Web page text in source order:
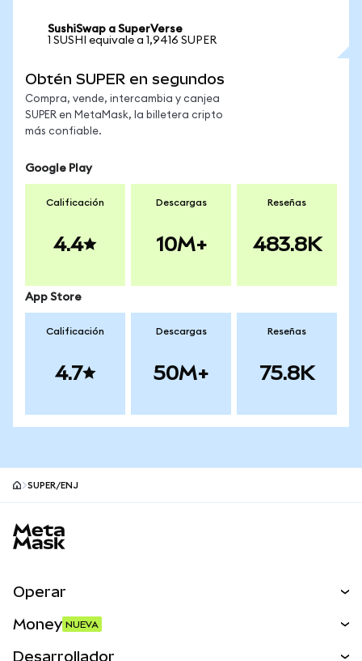
SushiSwap a SuperVerse
1 SUSHI equivale a 1,9416 SUPER
Obtén SUPER en segundos
Compra, vende, intercambia y canjea
SUPER en MetaMask, la billetera cripto
más confiable.
Google Play
Calificación
4.4
Descargas
10M+
Reseñas
483.8K
App Store
Calificación
4.7
Descargas
50M+
Reseñas
75.8K
SUPER/ENJ
Operar
Money NUEVA
Desarrollador